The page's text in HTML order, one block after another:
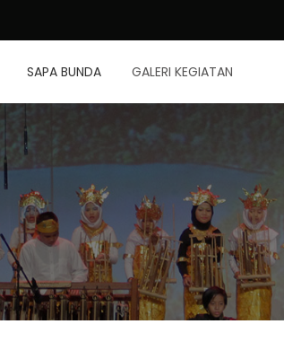
SAPA BUNDA GALERI KEGIATAN